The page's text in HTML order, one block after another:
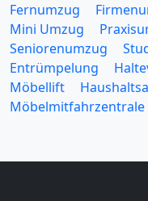
Fernumzug
Mini Umzug
Seniorenumzug
Entrümpelung
Möbellift
Möbelmitfahrzentrale